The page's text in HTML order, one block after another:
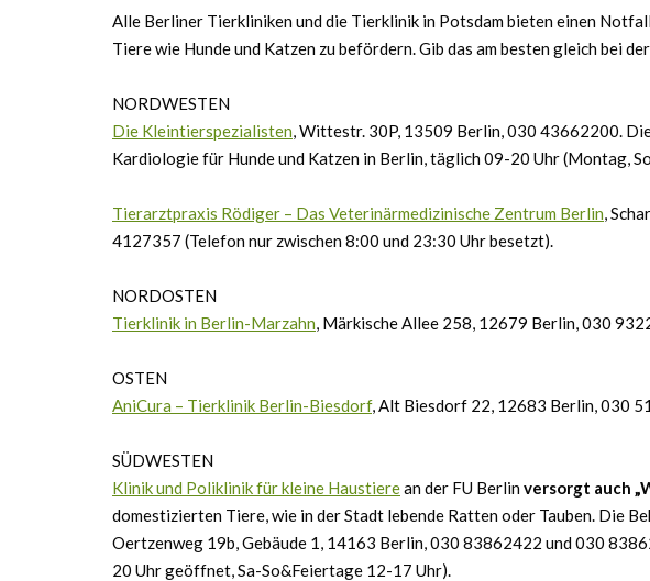
Alle Berliner Tierkliniken und die Tierklinik in Potsdam bieten einen
Tiere wie Hunde und Katzen zu befördern. Gib das am besten gleich bei
NORDWESTEN
Die Kleintierspezialisten, Wittestr. 30P, 13509 Berlin, 030 43662200.
Kardiologie für Hunde und Katzen in Berlin, täglich 09-20 Uhr (Montag,
Tierarztpraxis Rödiger – Das Veterinärmedizinische Zentrum Berlin,
4127357 (Telefon nur zwischen 8:00 und 23:30 Uhr besetzt).
NORDOSTEN
Tierklinik in Berlin-Marzahn, Märkische Allee 258, 12679 Berlin, 030
OSTEN
AniCura – Tierklinik Berlin-Biesdorf, Alt Biesdorf 22, 12683 Berlin, 030
SÜDWESTEN
Klinik und Poliklinik für kleine Haustierean der FU Berlinversorgt auch
domestizierten Tiere, wie in der Stadt lebende Ratten oder Tauben. Die
Oertzenweg 19b, Gebäude 1, 14163 Berlin, 030 83862422 und 030
20 Uhr geöffnet, Sa-So&Feiertage 12-17 Uhr).